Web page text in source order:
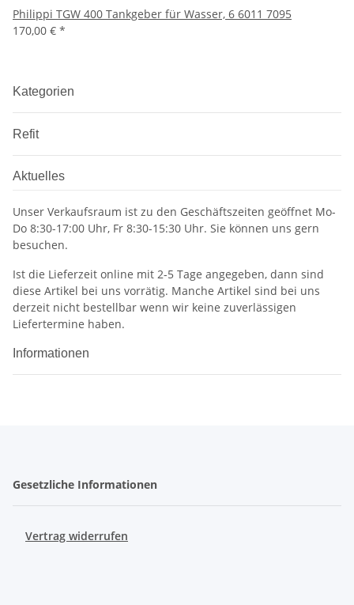
Philippi TGW 400 Tankgeber für Wasser, 6 6011 7095
170,00 € *
Kategorien
Refit
Aktuelles
Unser Verkaufsraum ist zu den Geschäftszeiten geöffnet Mo-
Do 8:30-17:00 Uhr, Fr 8:30-15:30 Uhr. Sie können uns gern
besuchen.
Ist die Lieferzeit online mit 2-5 Tage angegeben, dann sind
diese Artikel bei uns vorrätig. Manche Artikel sind bei uns
derzeit nicht bestellbar wenn wir keine zuverlässigen
Liefertermine haben.
Informationen
Gesetzliche Informationen
Vertrag widerrufen